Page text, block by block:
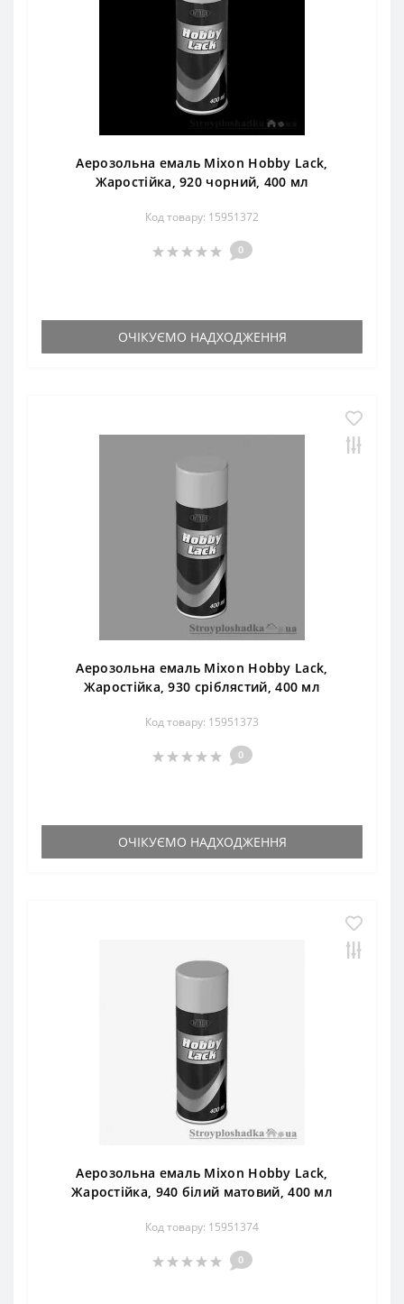
Аерозольна емаль Mixon Hobby Lack,
Жаростійка, 920 чорний, 400 мл
Код товару: 15951372
0
ОЧІКУЄМО НАДХОДЖЕННЯ
Аерозольна емаль Mixon Hobby Lack,
Жаростійка, 930 сріблястий, 400 мл
Код товару: 15951373
0
ОЧІКУЄМО НАДХОДЖЕННЯ
Аерозольна емаль Mixon Hobby Lack,
Жаростійка, 940 білий матовий, 400 мл
Код товару: 15951374
0